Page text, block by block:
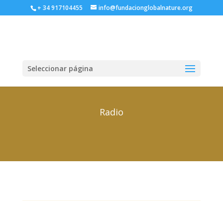
+ 34 917104455 info@fundacionglobalnature.org
Seleccionar página
Radio